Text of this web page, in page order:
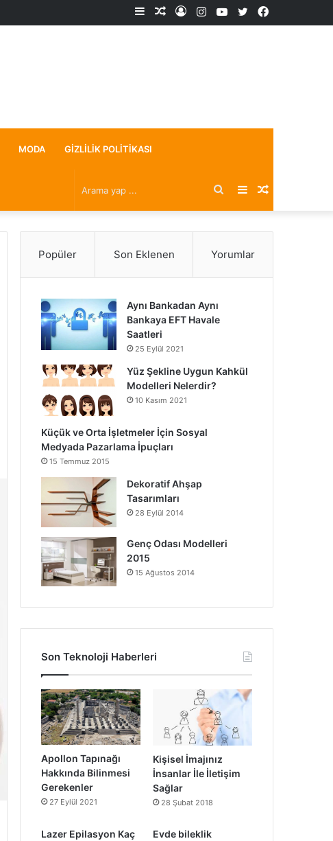
Facebook
X
YouTube
Instagram
Kayıt
Rastgele
Kenar
MODA GIZLILIK POLITIKASI
Rastgele
Makale
Kenar
Bölmesi
Arama
yap
Popüler Son Eklenen Yorumlar
Aynı Bankadan Aynı
Bankaya EFT Havale
Saatleri
25 Eylül 2021
Yüz Şekline Uygun Kahkül
Modelleri Nelerdir?
10 Kasım 2021
Küçük ve Orta İşletmeler İçin Sosyal
Medyada Pazarlama İpuçları
15 Temmuz 2015
Dekoratif Ahşap
Tasarımları
28 Eylül 2014
Genç Odası Modelleri
2015
15 Ağustos 2014
Son Teknoloji Haberleri
Apollon Tapınağı
Hakkında Bilinmesi
Gerekenler
27 Eylül 2021
Kişisel İmajınız
İnsanlar İle İletişim
Sağlar
28 Şubat 2018
Lazer Epilasyon Kaç
Evde bileklik